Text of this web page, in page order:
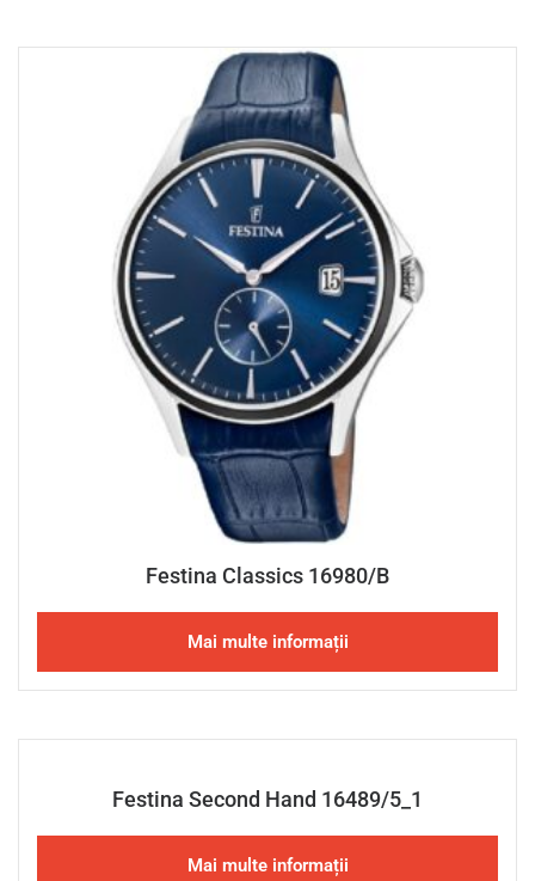
Festina Classics 16980/B
Mai multe informații
Festina Second Hand 16489/5_1
Mai multe informații